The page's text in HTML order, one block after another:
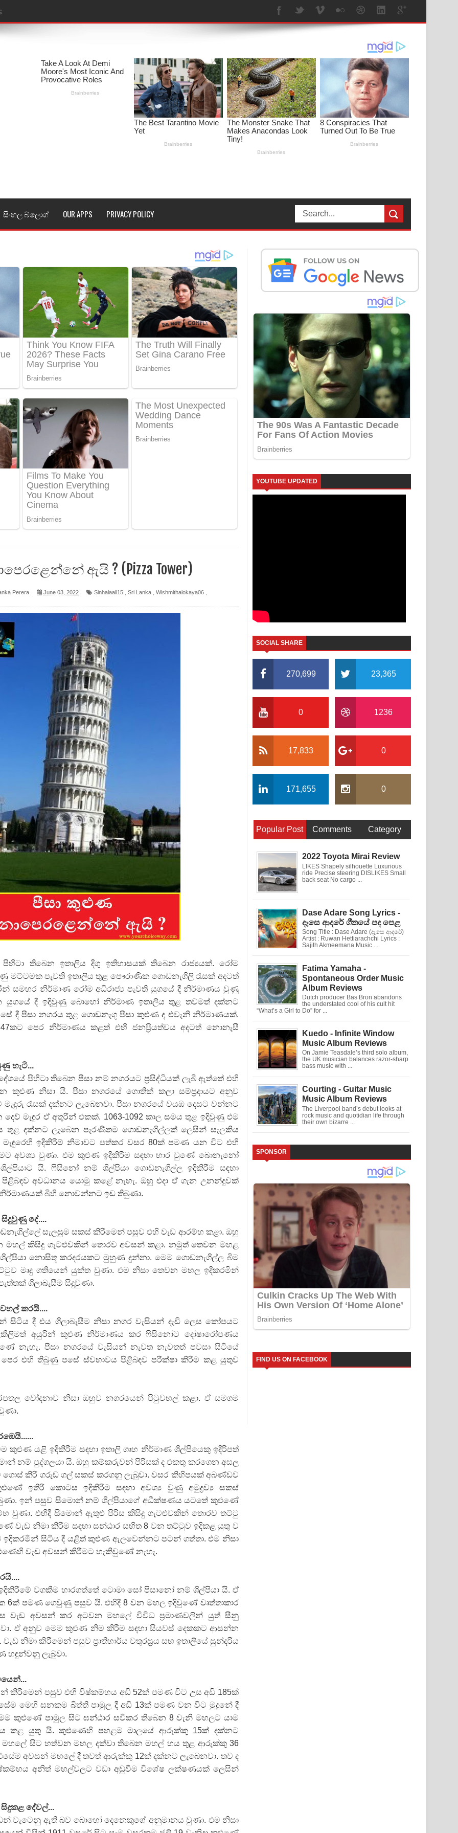
ගීතයේ පද පෙළ
පද පෙළ
cup song lyrics
පෙළ
පද පෙළ
පෙළ
පද පෙළ
පද පෙළ
පෙළ
පෙළ
ලියන්න ගීතයේ පද පෙළ
පෙළ
පෙළ
පද පෙළ
පද පෙළ
පද පෙළ
පෙළ
සිංහල බ්ලොග් OUR APPS PRIVACY POLICY
ඇයි ? (Pizza Tower)
Perera June 03, 2022 Sinhalaall15 Sri Lanka Wishmithalokaya06
තිබෙන ඉතාලිය දිගු ඉතිහාසයක් තිබෙන රාජ්‍යයක්. රෝම
මට්ටමක පැවති ඉතාලිය තුළ පෞරාණික ගොඩනැගිලි රැසක් අදටත්
සමහර නිර්මාණ රෝම අධිරාජ්‍ය පැවති යුගයේ දී නිර්මාණය වුණු
යුගයේ දී ඉදිවුණු බොහෝ නිර්මාණ ඉතාලිය තුළ තවමත් දක්නට
දී පීසා නගරය තුළ ගොඩනැගූ පීසා කුළුණ ද එවැනි නිර්මාණයක්.
පෙර නිර්මාණය කළත් එහි ජනප්‍රියත්වය අදටත් නොනැසී
හැටි...
පිහිටා තිබෙන පීසා නම් නගරයට ප්‍රසිද්ධියක් ලැබී ඇත්තේ එහි
කුළුණ නිසා යි. පීසා නගරයේ ගොතික් කලා සම්ප්‍රදායට අනුව
රැසක් දක්නට ලැබෙනවා. පීසා නගරයේ වයඹ දෙසට වන්නට
මැඳුර ඒ අතුරින් එකක්. 1063-1092 කාල සමය තුළ ඉදිවුණු එම
තුළ දක්නට ලැබෙන පැරණිතම ගොඩනැගිල්ලක් ලෙසින් සැලකිය
මැඳුරෙහි ඉදිකිරීම් නිමාවට පත්කර වසර 80ක් පමණ යන විට එහි
අවශ්‍ය වුණා. එම කුළුණ ඉදිකිරීම සඳහා භාර වුණේ බොනැනෝ
යි. ෆිසිනෝ නම් ශිල්පියා ගොඩනැගිල්ල ඉදිකිරීම සඳහා
අවධානය යොමු කළේ නැහැ. ඔහු එදා ඒ ගැන උනන්දුවක්
බිහි නොවන්නට ඉඩ තිබුණා.
දේ....
සැලසුම සකස් කිරීමෙන් පසුව එහි වැඩ ආරම්භ කළා. ඔහු
මහල් කිසිදු ගැටළුවකින් තොරව අවසන් කළා. නමුත් තෙවන මහළ
ශිල්පියා නොසිතූ කරදරයකට මුහුණ දුන්නා. මෙම ගොඩනැගිල්ල බිම
මෘදු ගතියෙන් යුක්ත වුණා. එම නිසා තෙවන මහල ඉදිකරමින්
ගිලාබැසීම සිදුවුණා.
කරයි....
සිටිය දී එය ගිලාබැසීම නිසා නගර වැසියන් දැඩි ලෙස කෝපයට
අයුරින් කුළුණ නිර්මාණය කර ෆිසිනෝට දෝෂාරෝපණය
නැහැ. පීසා නගරයේ වැසියන් නැවත නැවතත් පවසා සිටියේ
එහි තිබුණු පසේ ස්වභාවය පිළිබඳව පරීක්ෂා කිරීම කළ යුතුව
චෝදනාව නිසා ඔහුව නගරයෙන් පිටුවහල් කළා. ඒ සමගම
කුළුණ යළි ඉදිකිරීම සඳහා ඉතාලි ගෘහ නිර්මාණ ශිල්පියෙකු ඉදිරිපත්
නම් පුද්ගලයා යි. ඔහු කම්කරුවන් පිරිසක් ද එකතු කරගෙන අසල
ගොස් කිරි ගරුඬ ගල් සකස් කරගනු ලැබුවා. වසර කිහිපයක් අඛණ්ඩව
ඉතිරි කොටස ඉදිකිරීම සඳහා අවශ්‍ය වුණු අමුද්‍රව්‍ය සකස්
ඉන් පසුව සිමොන් නම් ශිල්පියාගේ අධීක්ෂණය යටතේ කුළුණේ
වුණා. එහිදී සිමොන් ඇතුළු පිරිස කිසිදු ගැටළුවකින් තොරව තට්ටු
වැඩ නිමා කිරීම සඳහා ඝන්ඨාර සහිත 8 වන තට්ටුව ඉදිකළ යුතු ව
ඉදිකරමින් සිටිය දී යළිත් කුළුණ ඇලවෙන්නට පටන් ගත්තා. එම නිසා
වැඩ අවසන් කිරීමට හැකිවුණේ නැහැ.
වගකීම භාරගත්තේ ටොමා සෝ පිසානෝ නම් ශිල්පියා යි. ඒ
6ක් පමණ ගෙවුණු පසුව යි. එහිදී 8 වන මහල ඉදිවුණේ වෘත්තාකාර
වැඩ අවසන් කර අටවන මහලේ විවිධ ප්‍රමාණවලින් යුත් සීනු
ඒ අනුව මෙම කුළුණ නිම කිරීම සඳහා සියවස් දෙකකට ආසන්න
නිමා කිරීමෙන් පසුව ප්‍රාතිහාර්ය චතුරස්‍රය සහ ඉතාලියේ සුන්දරිය
ලැබුවා.
කිරීමෙන් පසුව එහි විෂ්කම්භය අඩි 52ක් පමණ විට උස අඩි 185ක්
මෙහි ඝනකම බිත්ති පාමුල දී අඩි 13ක් පමණ වන විට මුදුනේ දී
කුළුණේ පාමුල සිට ඝන්ඨාර සවිකර තිබෙන 8 වැනි මහලට යාම
කළ යුතු යි. කුළුණෙහි පහළම මාලයේ ආරුක්කු 15ක් දක්නට
මහලේ සිට හත්වන මහල දක්වා තිබෙන මහල් හය තුළ ආරුක්කු 36
අවසන් මහලේ දී තවත් ආරුක්කු 12ක් දක්නට ලැබෙනවා. තව ද
අනිත් මහල්වලට වඩා අඩුවීම විශේෂ ලක්ෂණයක් ලෙසින්
දේවල්...
වැටෙනු ඇති බව බොහෝ දෙනෙකුගේ අනුමානය වුණා. එම නිසා
YOUTUBE UPDATED
SOCIAL SHARE
270,699 23,365
0 1236
17,833 0
171,655 0
Popular Post Comments Category
2022 Toyota Mirai Review
LIKES Shapely silhouette Luxurious
ride Precise steering DISLIKES Small
back seat No cargo ...
Dase Adare Song Lyrics -
දෑසෙ ආදරේ ගීතයේ පද පෙළ
Song Title : Dase Adare (දෑසෙ ආදරේ)
Artist : Ruwan Hettiarachchi Lyrics :
Sajith Akmeemana Music ...
Fatima Yamaha -
Spontaneous Order Music
Album Reviews
Dutch producer Bas Bron abandons
the understated cool of his cult hit
“What’s a Girl to Do” for ...
Kuedo - Infinite Window
Music Album Reviews
On Jamie Teasdale’s third solo album,
the UK musician balances razor-sharp
bass music with ...
Courting - Guitar Music
Music Album Reviews
The Liverpool band’s debut looks at
rock music and quotidian life through
their own bizarre ...
SPONSOR
FIND US ON FACEBOOK